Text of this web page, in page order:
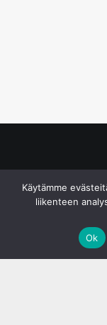
Käytämme
liikenteen
Ok